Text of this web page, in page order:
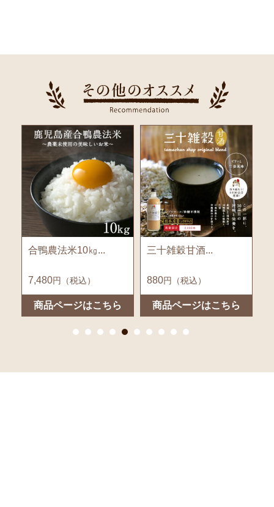
合鴨農法米10㎏...
7,480円（税込）
商品ページはこちら
三十雑穀甘酒...
880円（税込）
商品ページはこちら